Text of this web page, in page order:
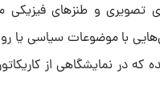
تصویری و طنزهای فیزیکی
با موضوعات سیاسی یا
در نمایشگاهی از